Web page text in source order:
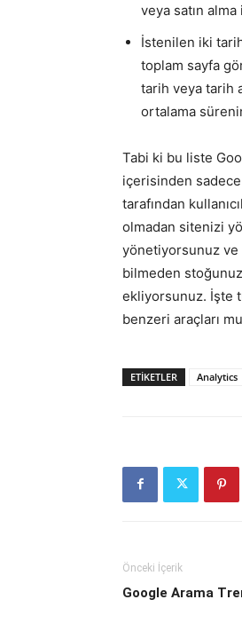
veya satın
İstenilen iki
toplam sayfa
tarih veya tarih
ortalama
Tabi ki bu liste
içerisinden
tarafından
olmadan sitenizi
yönetiyorsunuz
bilmeden
ekliyorsunuz. İşte
benzeri araçları
ETIKETLER Analytics
Önceki İçerik
Google Arama